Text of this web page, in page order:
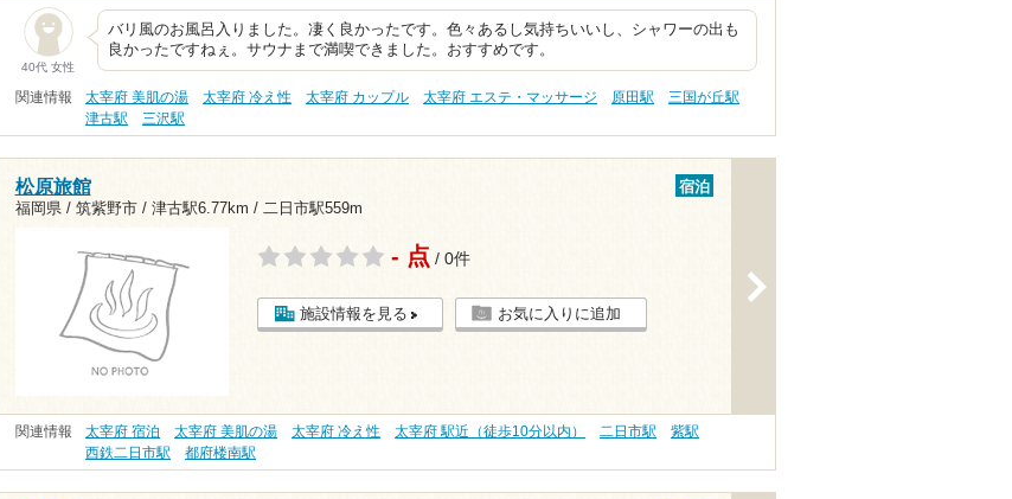
40代 女性
バリ風のお風呂入りました。凄く良かったです。色々あるし気持ちいいし、シャワーの出も
良かったですねぇ。サウナまで満喫できました。おすすめです。
関連情報 太宰府 美肌の湯 太宰府 冷え性 太宰府 カップル 太宰府 エステ・マッサージ 原田駅
三国が丘駅
津古駅
三沢駅
松原旅館
福岡県 / 筑紫野市 / 津古駅6.77km / 二日市駅559m
宿泊
- 点 / 0件
施設情報を見る お気に入りに追加
関連情報 太宰府 宿泊 太宰府 美肌の湯 太宰府 冷え性 太宰府 駅近（徒歩10分以内） 二日市駅
紫駅
西鉄二日市駅
都府楼南駅